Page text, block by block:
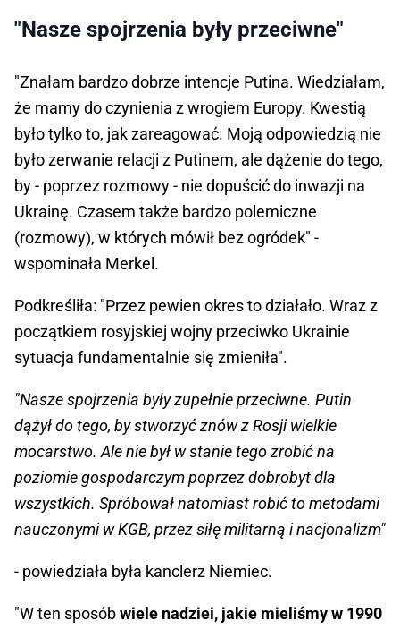
"Nasze spojrzenia były przeciwne"
"Znałam bardzo dobrze intencje Putina. Wiedziałam,
że mamy do czynienia z wrogiem Europy. Kwestią
było tylko to, jak zareagować. Moją odpowiedzią nie
było zerwanie relacji z Putinem, ale dążenie do tego,
by - poprzez rozmowy - nie dopuścić do inwazji na
Ukrainę. Czasem także bardzo polemiczne
(rozmowy), w których mówił bez ogródek" -
wspominała Merkel.
Podkreśliła: "Przez pewien okres to działało. Wraz z
początkiem rosyjskiej wojny przeciwko Ukrainie
sytuacja fundamentalnie się zmieniła".
"Nasze spojrzenia były zupełnie przeciwne. Putin
dążył do tego, by stworzyć znów z Rosji wielkie
mocarstwo. Ale nie był w stanie tego zrobić na
poziomie gospodarczym poprzez dobrobyt dla
wszystkich. Spróbował natomiast robić to metodami
nauczonymi w KGB, przez siłę militarną i nacjonalizm"
- powiedziała była kanclerz Niemiec.
"W ten sposóbwiele nadziei, jakie mieliśmy w 1990